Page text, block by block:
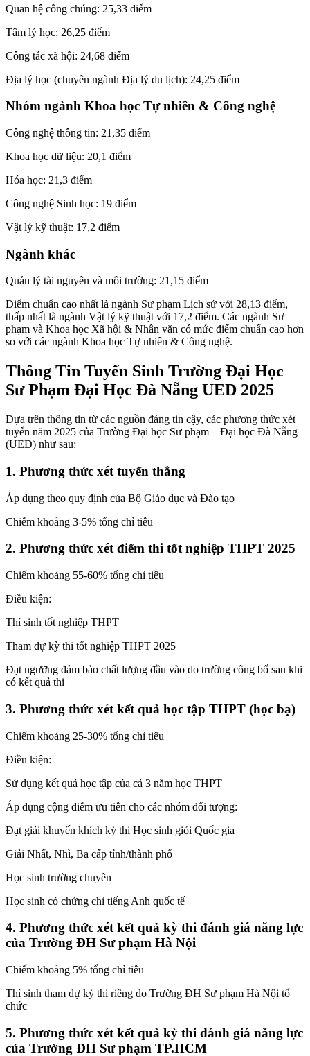
Quan hệ công chúng: 25,33 điểm
Tâm lý học: 26,25 điểm
Công tác xã hội: 24,68 điểm
Địa lý học (chuyên ngành Địa lý du lịch): 24,25 điểm
Nhóm ngành Khoa học Tự nhiên & Công nghệ
Công nghệ thông tin: 21,35 điểm
Khoa học dữ liệu: 20,1 điểm
Hóa học: 21,3 điểm
Công nghệ Sinh học: 19 điểm
Vật lý kỹ thuật: 17,2 điểm
Ngành khác
Quản lý tài nguyên và môi trường: 21,15 điểm
Điểm chuẩn cao nhất là ngành Sư phạm Lịch sử với 28,13 điểm,
thấp nhất là ngành Vật lý kỹ thuật với 17,2 điểm. Các ngành Sư
phạm và Khoa học Xã hội & Nhân văn có mức điểm chuẩn cao hơn
so với các ngành Khoa học Tự nhiên & Công nghệ.
Thông Tin Tuyển Sinh Trường Đại Học
Sư Phạm Đại Học Đà Nẵng UED 2025
Dựa trên thông tin từ các nguồn đáng tin cậy, các phương thức xét
tuyển năm 2025 của Trường Đại học Sư phạm – Đại học Đà Nẵng
(UED) như sau:
1. Phương thức xét tuyển thẳng
Áp dụng theo quy định của Bộ Giáo dục và Đào tạo
Chiếm khoảng 3-5% tổng chỉ tiêu
2. Phương thức xét điểm thi tốt nghiệp THPT 2025
Chiếm khoảng 55-60% tổng chỉ tiêu
Điều kiện:
Thí sinh tốt nghiệp THPT
Tham dự kỳ thi tốt nghiệp THPT 2025
Đạt ngưỡng đảm bảo chất lượng đầu vào do trường công bố sau khi
có kết quả thi
3. Phương thức xét kết quả học tập THPT (học bạ)
Chiếm khoảng 25-30% tổng chỉ tiêu
Điều kiện:
Sử dụng kết quả học tập của cả 3 năm học THPT
Áp dụng cộng điểm ưu tiên cho các nhóm đối tượng:
Đạt giải khuyến khích kỳ thi Học sinh giỏi Quốc gia
Giải Nhất, Nhì, Ba cấp tỉnh/thành phố
Học sinh trường chuyên
Học sinh có chứng chỉ tiếng Anh quốc tế
4. Phương thức xét kết quả kỳ thi đánh giá năng lực
của Trường ĐH Sư phạm Hà Nội
Chiếm khoảng 5% tổng chỉ tiêu
Thí sinh tham dự kỳ thi riêng do Trường ĐH Sư phạm Hà Nội tổ
chức
5. Phương thức xét kết quả kỳ thi đánh giá năng lực
của Trường ĐH Sư phạm TP.HCM